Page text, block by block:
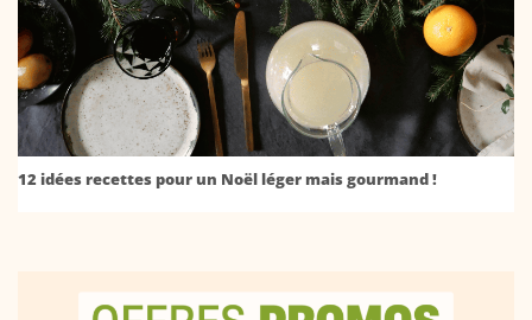
12 idées recettes pour un Noël léger mais gourmand !